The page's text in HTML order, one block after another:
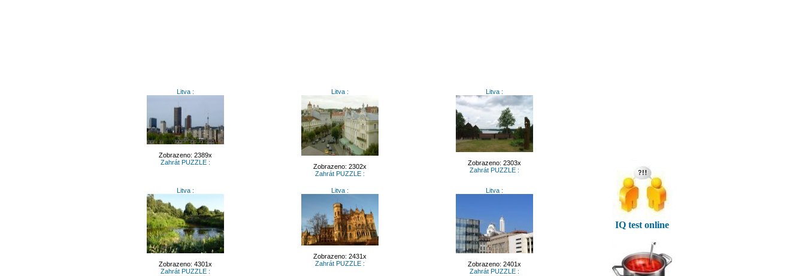
Litva :
Zobrazeno: 2389x
Zahrát PUZZLE :
Litva :
Zobrazeno: 2302x
Zahrát PUZZLE :
Litva :
Zobrazeno: 2303x
Zahrát PUZZLE :
Litva :
Zobrazeno: 4301x
Zahrát PUZZLE :
Litva :
Zobrazeno: 2431x
Zahrát PUZZLE :
Litva :
Zobrazeno: 2401x
Zahrát PUZZLE :
IQ test online